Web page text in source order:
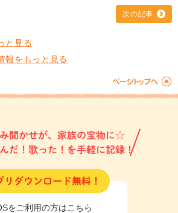
次の記事
と見る
報をもっと見る
聞かせが、家族の宝物に☆
だ！歌った！を手軽に記録！
リダウンロード無料！
をご利用の方はこちら